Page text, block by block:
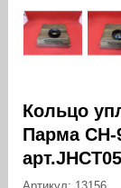
Кольцо
Парма СН-